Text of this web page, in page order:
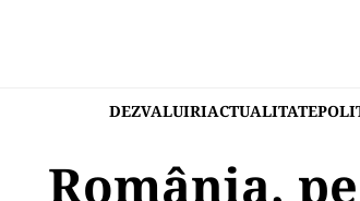
DEZVALUIRIACTUALITATE
România,